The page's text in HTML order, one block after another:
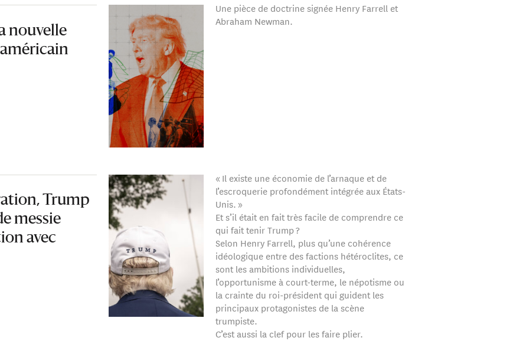
nouvelle
Une pièce de doctrine signée Henry Farrell et
Abraham Newman.
Trump
messie
avec
« Il existe une économie de l’arnaque et de
l’escroquerie profondément intégrée aux États-
Unis. »
Et s’il était en fait très facile de comprendre ce
qui fait tenir Trump ?
Selon Henry Farrell, plus qu’une cohérence
idéologique entre des factions hétéroclites, ce
sont les ambitions individuelles,
l’opportunisme à court-terme, le népotisme ou
la crainte du roi-président qui guident les
principaux protagonistes de la scène
trumpiste.
C’est aussi la clef pour les faire plier.